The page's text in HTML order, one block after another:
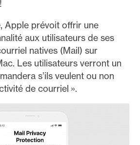
Apple prévoit offrir une
aux utilisateurs de ses
natives (Mail) sur
Les utilisateurs verront un
s’ils veulent ou non
de courriel ».